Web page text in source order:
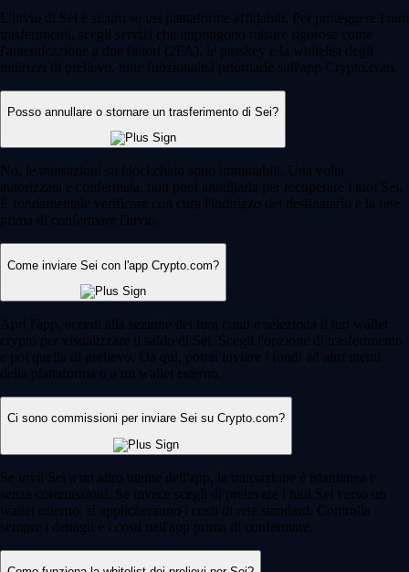
L'invio di Sei è sicuro se usi piattaforme affidabili. Per proteggere i tuoi
trasferimenti, scegli servizi che impongono misure rigorose come
l'autenticazione a due fattori (2FA), le passkey e la whitelist degli
indirizzi di prelievo, tutte funzionalità prioritarie sull'app Crypto.com.
Posso annullare o stornare un trasferimento di Sei?
No, le transazioni su blockchain sono immutabili. Una volta
autorizzata e confermata, non puoi annullarla per recuperare i tuoi Sei.
È fondamentale verificare con cura l'indirizzo del destinatario e la rete
prima di confermare l'invio.
Come inviare Sei con l'app Crypto.com?
Apri l'app, accedi alla sezione dei tuoi conti e seleziona il tuo wallet
crypto per visualizzare il saldo di Sei. Scegli l'opzione di trasferimento
e poi quella di prelievo. Da qui, potrai inviare i fondi ad altri utenti
della piattaforma o a un wallet esterno.
Ci sono commissioni per inviare Sei su Crypto.com?
Se invii Sei a un altro utente dell'app, la transazione è istantanea e
senza commissioni. Se invece scegli di prelevare i tuoi Sei verso un
wallet esterno, si applicheranno i costi di rete standard. Controlla
sempre i dettagli e i costi nell'app prima di confermare.